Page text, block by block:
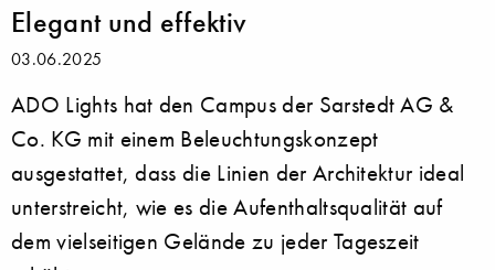
Elegant und effektiv
03.06.2025
ADO Lights hat den Campus der Sarstedt AG &
Co. KG mit einem Beleuchtungskonzept
ausgestattet, dass die Linien der Architektur ideal
unterstreicht, wie es die Aufenthaltsqualität auf
dem vielseitigen Gelände zu jeder Tageszeit